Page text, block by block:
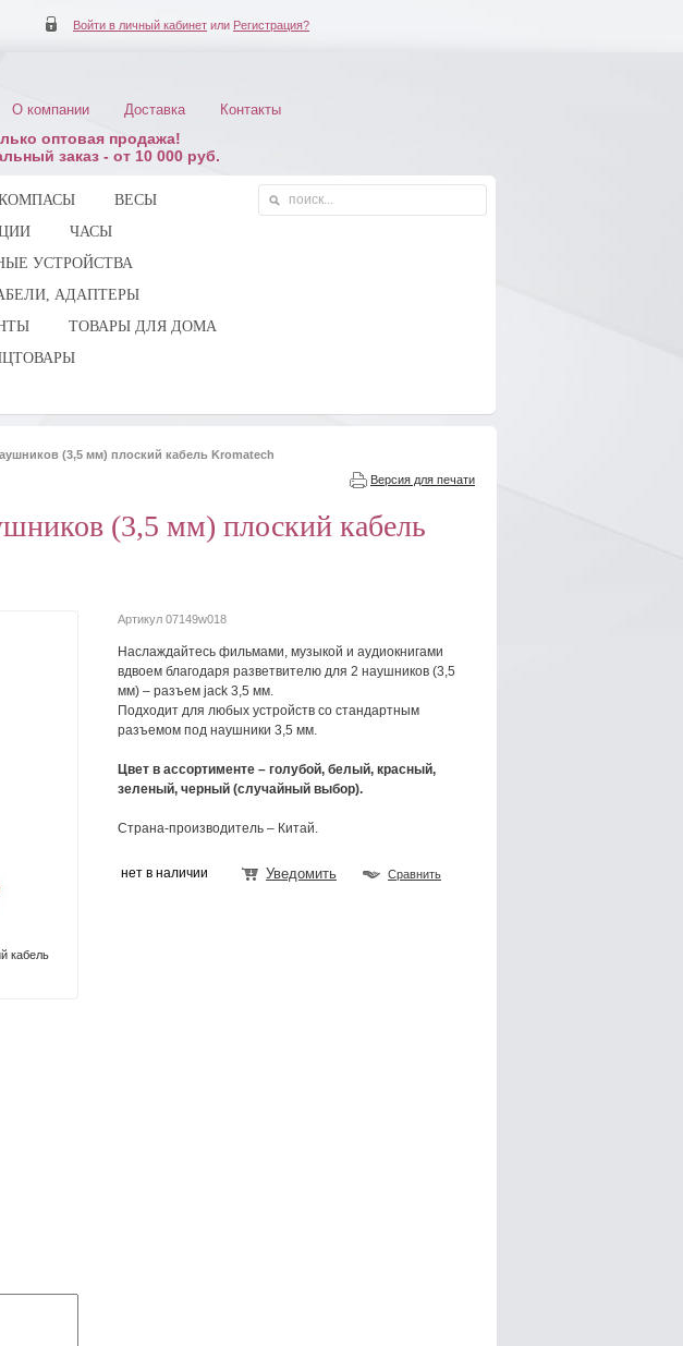
Войти в личный кабинет или Регистрация?
О компании Доставка Контакты
оптовая продажа!
заказ - от 10 000 руб.
ВЕСЫ
ЧАСЫ
УСТРОЙСТВА
АДАПТЕРЫ
ТОВАРЫ ДЛЯ ДОМА
(3,5 мм) плоский кабель Kromatech
Версия для печати
(3,5 мм) плоский кабель
кабель
Артикул 07149w018
Наслаждайтесь фильмами, музыкой и аудиокнигами
вдвоем благодаря разветвителю для 2 наушников (3,5
мм) – разъем jack 3,5 мм.
Подходит для любых устройств со стандартным
разъемом под наушники 3,5 мм.
Цвет в ассортименте – голубой, белый, красный,
зеленый, черный (случайный выбор).
Страна-производитель – Китай.
нет в наличии Уведомить Сравнить